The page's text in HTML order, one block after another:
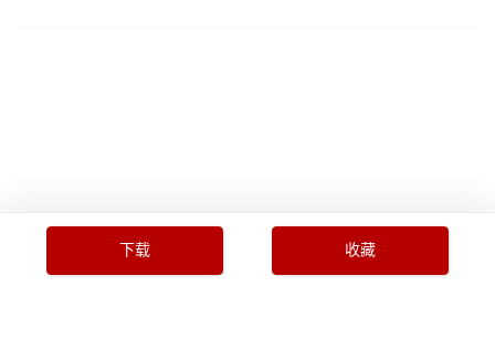
下载 收藏